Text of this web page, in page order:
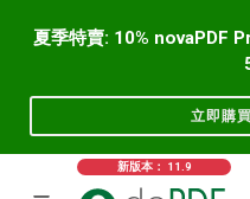
立即購
新版本： 11.9